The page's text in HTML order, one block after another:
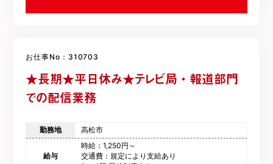
お仕事No：310703
★長期★平日休み★テレビ局・報道部門
での配信業務
勤務地 高松市
給与
時給：1,250円～
交通費：規定により支給あり